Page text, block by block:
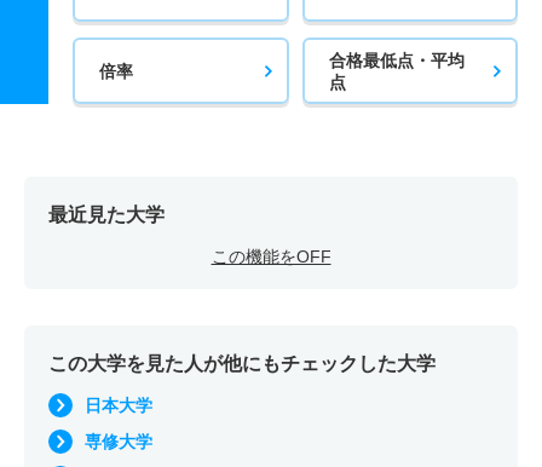
倍率
合格最低点・平均
点
最近見た大学
この機能をOFF
この大学を見た人が他にもチェックした大学
日本大学
専修大学